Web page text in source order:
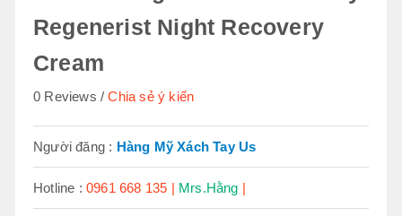
Regenerist Night Recovery
Cream
0 Reviews Chia sẻ ý kiến
Người đăng : Hàng Mỹ Xách Tay Us
Hotline :0961 668 135 | Mrs.Hằng |